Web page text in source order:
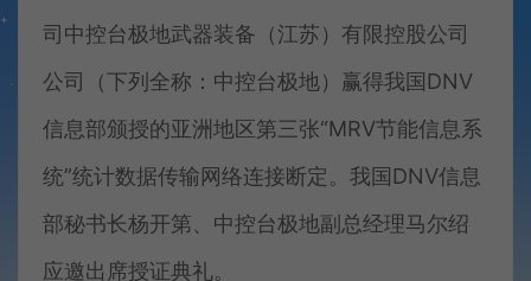
司中控台极地武器装备（江苏）有限控股公司
公司（下列全称：中控台极地）赢得我国DNV
信息部颁授的亚洲地区第三张“MRV节能信息系
统”统计数据传输网络连接断定。我国DNV信息
部秘书长杨开第、中控台极地副总经理马尔绍
应邀出席授证典礼。